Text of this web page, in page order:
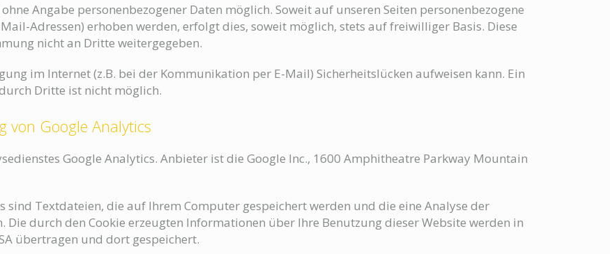
Angabe personenbezogener Daten möglich. Soweit auf unseren Seiten personenbezogene
Adressen) erhoben werden, erfolgt dies, soweit möglich, stets auf freiwilliger Basis. Diese
nicht an Dritte weitergegeben.
im Internet (z.B. bei der Kommunikation per E-Mail) Sicherheitslücken aufweisen kann. Ein
Dritte ist nicht möglich.
von Google Analytics
Google Analytics. Anbieter ist die Google Inc., 1600 Amphitheatre Parkway Mountain
sind Textdateien, die auf Ihrem Computer gespeichert werden und die eine Analyse der
Die durch den Cookie erzeugten Informationen über Ihre Benutzung dieser Website werden in
übertragen und dort gespeichert.